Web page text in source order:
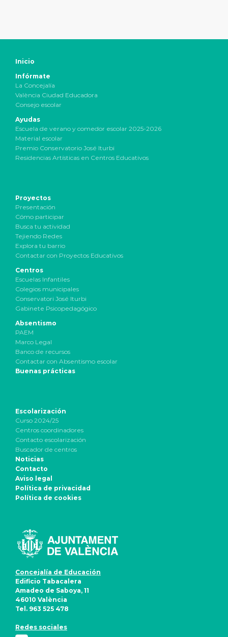
Inicio
Infórmate
La Concejalía
València Ciudad Educadora
Consejo escolar
Ayudas
Escuela de verano y comedor escolar 2025-2026
Material escolar
Premio Conservatorio José Iturbi
Residencias Artísticas en Centros Educativos
Proyectos
Presentación
Cómo participar
Busca tu actividad
Tejiendo Redes
Explora tu barrio
Contactar con Proyectos Educativos
Centros
Escuelas Infantiles
Colegios municipales
Conservatori José Iturbi
Gabinete Psicopedagógico
Absentismo
PAEM
Marco Legal
Banco de recursos
Contactar con Absentismo escolar
Buenas prácticas
Escolarización
Curso 2024/25
Centros coordinadores
Contacto escolarización
Buscador de centros
Noticias
Contacto
Aviso legal
Política de privacidad
Política de cookies
Concejalía de Educación
Edificio Tabacalera
Amadeo de Saboya, 11
46010 València
Tel. 963 525 478
Redes sociales